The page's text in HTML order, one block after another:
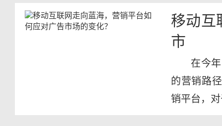
移动互
市
在今
的营销路
销平台，